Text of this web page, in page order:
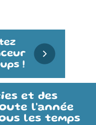
et des
l'année
les temps